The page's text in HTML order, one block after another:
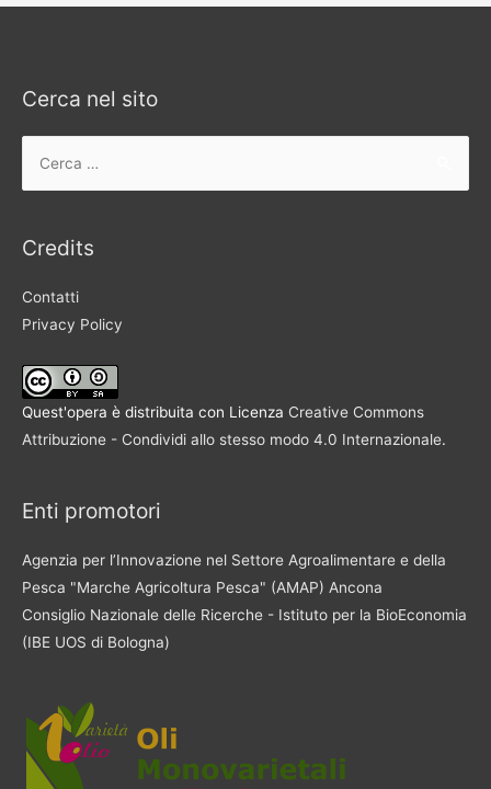
Cerca nel sito
per:
Credits
Contatti
Privacy Policy
Quest'opera è distribuita con Licenza Creative Commons
Attribuzione - Condividi allo stesso modo 4.0 Internazionale.
Enti promotori
Agenzia per l’Innovazione nel Settore Agroalimentare e della
Pesca "Marche Agricoltura Pesca" (AMAP) Ancona
Consiglio Nazionale delle Ricerche - Istituto per la BioEconomia
(IBE UOS di Bologna)